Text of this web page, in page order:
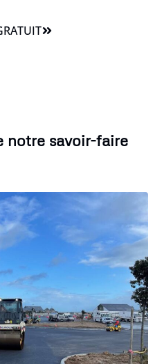
notre savoir-faire